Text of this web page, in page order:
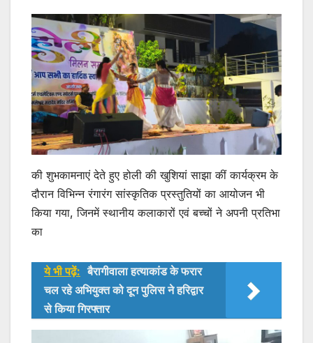
की शुभकामनाएं देते हुए होली की खुशियां साझा कीं कार्यक्रम के
दौरान विभिन्न रंगारंग सांस्कृतिक प्रस्तुतियों का आयोजन भी
किया गया, जिनमें स्थानीय कलाकारों एवं बच्चों ने अपनी प्रतिभा
का
ये भी पढ़ें: बैरागीवाला हत्याकांड के फरार
चल रहे अभियुक्त को दून पुलिस ने हरिद्वार
से किया गिरफ्तार